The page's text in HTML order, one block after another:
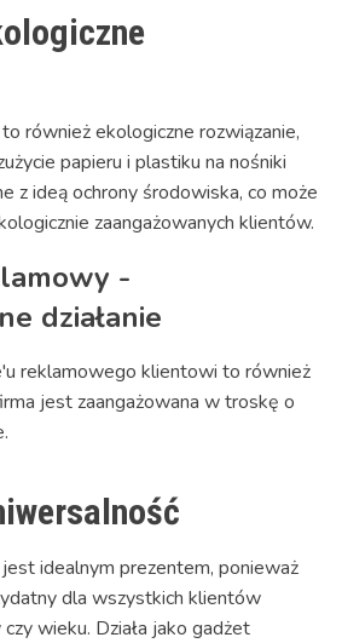
również ekologiczne rozwiązanie,
papieru i plastiku na nośniki
z ideą ochrony środowiska, co może
zaangażowanych klientów.
-
działanie
reklamowego klientowi to również
jest zaangażowana w troskę o
idealnym prezentem, ponieważ
dla wszystkich klientów
wieku. Działa jako gadżet